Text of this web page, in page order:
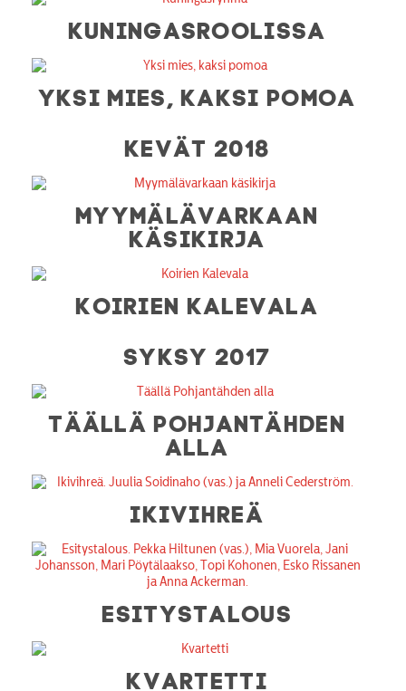
KUNINGASROOLISSA
YKSI MIES, KAKSI POMOA
KEVÄT 2018
MYYMÄLÄVARKAAN
KÄSIKIRJA
KOIRIEN KALEVALA
SYKSY 2017
TÄÄLLÄ POHJANTÄHDEN
ALLA
IKIVIHREÄ
ESITYSTALOUS
KVARTETTI